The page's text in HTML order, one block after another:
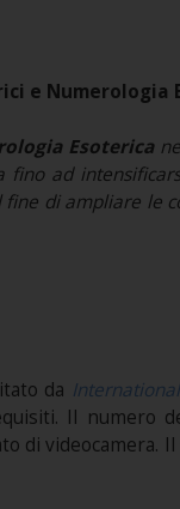
e Numerologia
Esoterica
ad
di ampliare le
da
Il numero
di